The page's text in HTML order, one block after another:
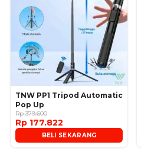
TNW PP1 Tripod Automatic
Pop Up
Rp 379.600
Rp 177.822
BELI SEKARANG